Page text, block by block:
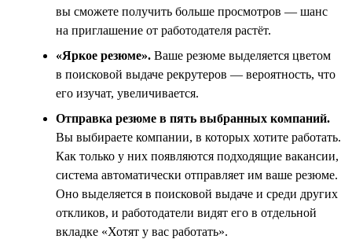
вы сможете получить больше просмотров — шанс
на приглашение от работодателя растёт.
«Яркое резюме». Ваше резюме выделяется цветом
в поисковой выдаче рекрутеров — вероятность, что
его изучат, увеличивается.
Отправка резюме в пять выбранных компаний.
Вы выбираете компании, в которых хотите работать.
Как только у них появляются подходящие вакансии,
система автоматически отправляет им ваше резюме.
Оно выделяется в поисковой выдаче и среди других
откликов, и работодатели видят его в отдельной
вкладке «Хотят у вас работать».